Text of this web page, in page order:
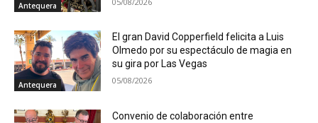
Antequera
Antequera
El gran David Copperfield felicita a Luis
Olmedo por su espectáculo de magia en
su gira por Las Vegas
05/08/2026
Convenio de colaboración entre